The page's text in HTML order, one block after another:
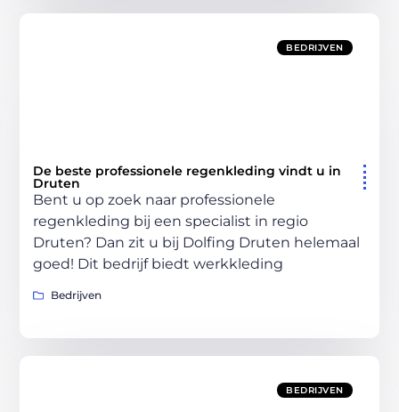
BEDRIJVEN
De beste professionele regenkleding vindt u in
Druten
Bent u op zoek naar professionele
regenkleding bij een specialist in regio
Druten? Dan zit u bij Dolfing Druten helemaal
goed! Dit bedrijf biedt werkkleding
Bedrijven
BEDRIJVEN